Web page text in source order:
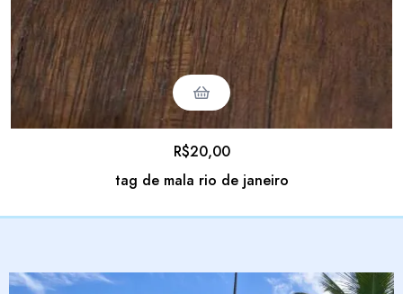
tag de mala rio de janeiro
R$20,00